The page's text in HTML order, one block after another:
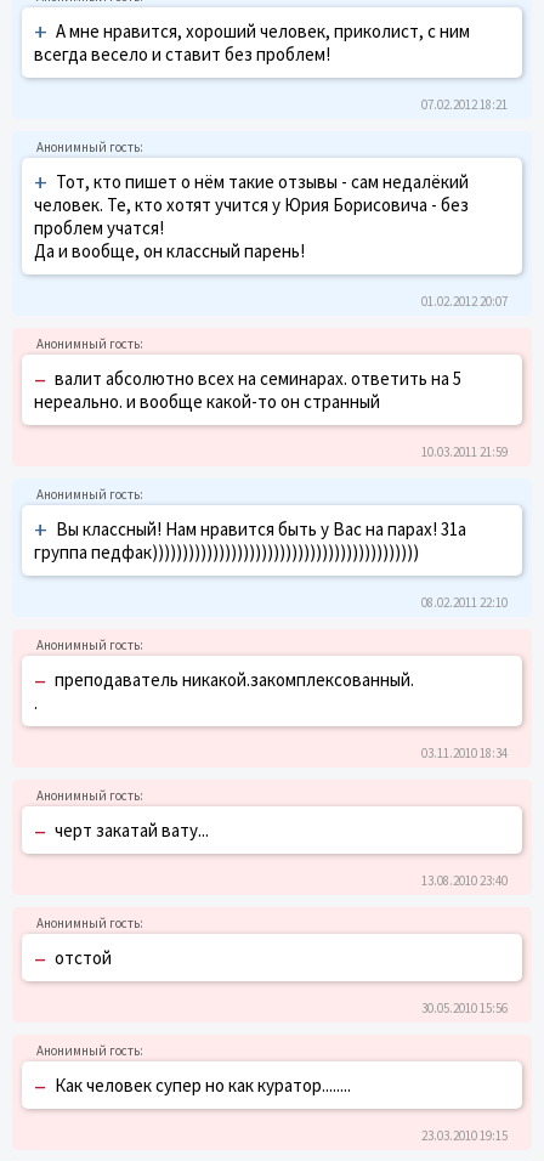
+ А мне нравится, хороший человек, приколист, с ним
всегда весело и ставит без проблем!
07.02.2012 18:21
+ Тот, кто пишет о нём такие отзывы - сам недалёкий
человек. Те, кто хотят учится у Юрия Борисовича - без
проблем учатся!
Да и вообще, он классный парень!
01.02.2012 20:07
– валит абсолютно всех на семинарах. ответить на 5
нереально. и вообще какой-то он странный
10.03.2011 21:59
+ Вы классный! Нам нравится быть у Вас на парах! 31а
группа педфак))))))))))))))))))))))))))))))))))))))))))))
08.02.2011 22:10
– преподаватель никакой.закомплексованный.
.
03.11.2010 18:34
– черт закатай вату...
13.08.2010 23:40
– отстой
30.05.2010 15:56
– Как человек супер но как куратор........
23.03.2010 19:15